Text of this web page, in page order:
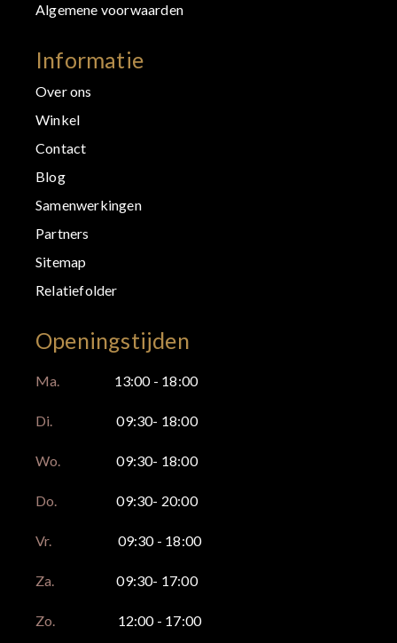
Algemene voorwaarden
Informatie
Over ons
Winkel
Contact
Blog
Samenwerkingen
Partners
Sitemap
Relatiefolder
Openingstijden
Ma. 13:00 - 18:00
Di. 09:30- 18:00
Wo. 09:30- 18:00
Do. 09:30- 20:00
Vr. 09:30 - 18:00
Za. 09:30- 17:00
Zo. 12:00 - 17:00